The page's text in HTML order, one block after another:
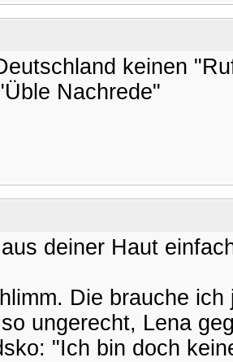
keinen
Nachrede"
deiner Haut
Die brauche
ungerecht, Lena
"Ich bin doch